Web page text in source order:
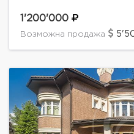
гардеробная, гостинная
1'200'000
Возможна продажа